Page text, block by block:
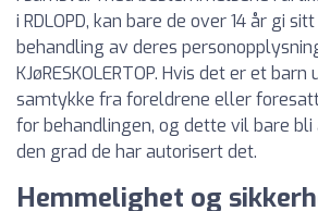
i RDLOPD, kan bare de over 14 år gi
behandling av deres
KJøRESKOLERTOP. Hvis det er et barn
samtykke fra foreldrene eller
for behandlingen, og dette vil bare
den grad de har autorisert det.
Hemmelighet og